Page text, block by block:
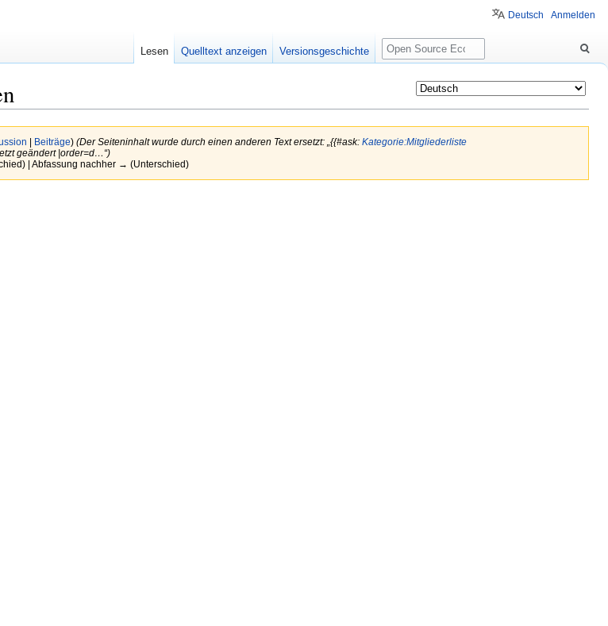
Beiträge) (Der Seiteninhalt wurde durch einen anderen Text ersetzt: „{{#ask: Kategorie:Mitgliederliste
geändert |order=d…“)
| Abfassung nachher → (Unterschied)
Deutsch Anmelden
Lesen Quelltext anzeigen Versionsgeschichte
Suche